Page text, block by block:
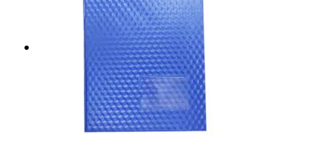
chọn
được
chọn
trang
phẩm